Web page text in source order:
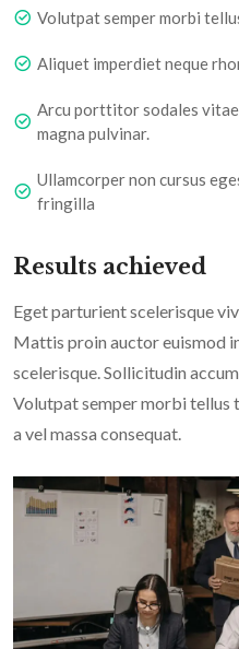
Volutpat semper morbi
Aliquet imperdiet neque
Arcu porttitor sodales
magna pulvinar.
Ullamcorper non cursus
fringilla
Results achieved
Eget parturient scelerisque
Mattis proin auctor euismod
scelerisque. Sollicitudin
Volutpat semper morbi tellus
a vel massa consequat.